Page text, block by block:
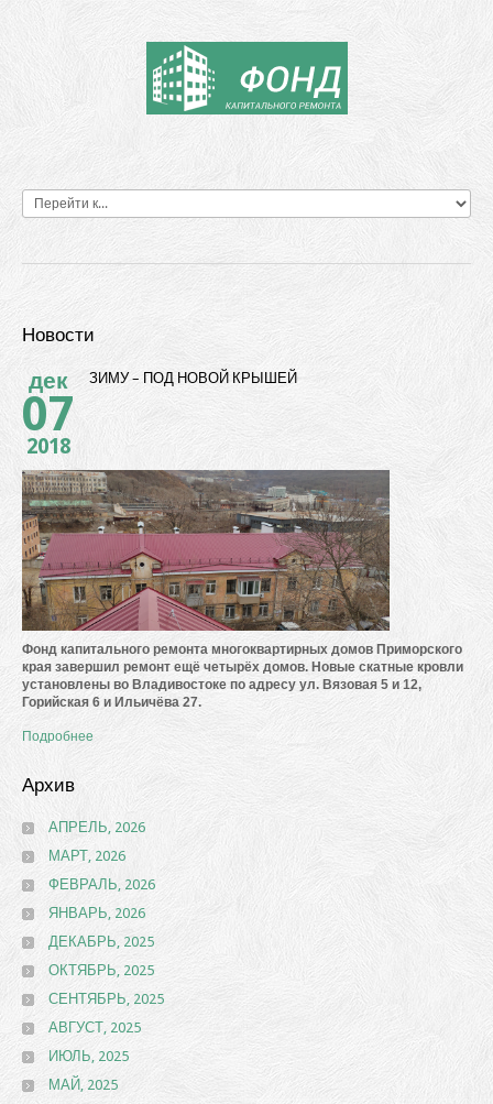
Новости
дек
07
2018
ЗИМУ – ПОД НОВОЙ КРЫШЕЙ
Фонд капитального ремонта многоквартирных домов Приморского
края завершил ремонт ещё четырёх домов. Новые скатные кровли
установлены во Владивостоке по адресу ул. Вязовая 5 и 12,
Горийская 6 и Ильичёва 27.
Подробнее
Архив
АПРЕЛЬ, 2026
МАРТ, 2026
ФЕВРАЛЬ, 2026
ЯНВАРЬ, 2026
ДЕКАБРЬ, 2025
ОКТЯБРЬ, 2025
СЕНТЯБРЬ, 2025
АВГУСТ, 2025
ИЮЛЬ, 2025
МАЙ, 2025